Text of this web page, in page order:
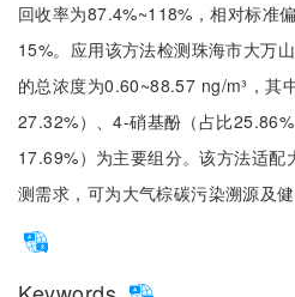
回收率为87.4%~118%，相对标准
15%。应用该方法检测珠海市大万
的总浓度为0.60~88.57 ng/m³，其
27.32%）、4-硝基酚（占比
17.69%）为主要组分。该方法适配
测需求，可为大气棕碳污染溯源及